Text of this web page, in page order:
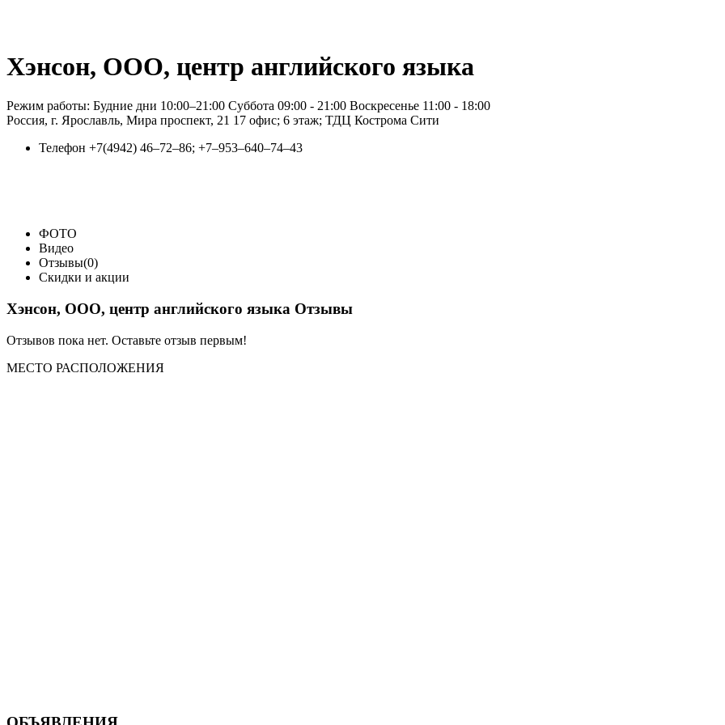
Хэнсон, ООО, центр английского языка
Режим работы: Будние дни 10:00–21:00 Суббота 09:00 - 21:00 Воскресенье 11:00 - 18:00
Россия, г. Ярославль, Мира проспект, 21 17 офис; 6 этаж; ТДЦ Кострома Сити
Телефон +7(4942) 46‒72‒86; +7‒953‒640‒74‒43
ФОТО
Видео
Отзывы(0)
Скидки и акции
Хэнсон, ООО, центр английского языка Отзывы
Отзывов пока нет. Оставьте отзыв первым!
МЕСТО РАСПОЛОЖЕНИЯ